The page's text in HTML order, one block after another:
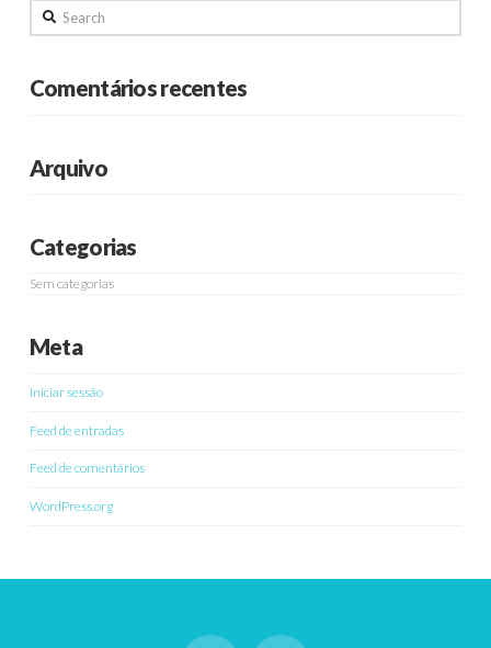
Search
Comentários recentes
Arquivo
Categorias
Sem categorias
Meta
Iniciar sessão
Feed de entradas
Feed de comentários
WordPress.org